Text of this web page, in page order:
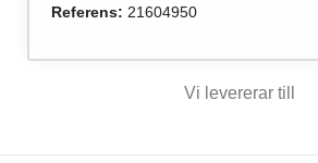
Referens: 21604950
Vi levererar till